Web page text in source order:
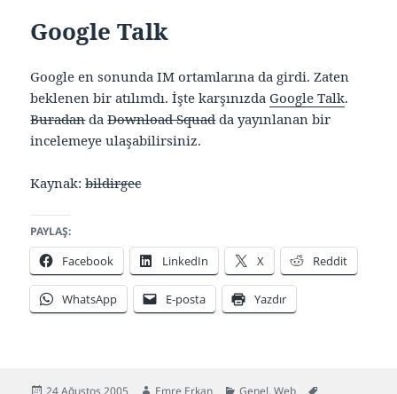
Google Talk
Google en sonunda IM ortamlarına da girdi. Zaten
beklenen bir atılımdı. İşte karşınızda Google Talk.
BuradandaDownload Squadda yayınlanan bir
incelemeye ulaşabilirsiniz.
Kaynak:bildirgec
PAYLAŞ:
Facebook LinkedIn X Reddit
WhatsApp E-posta Yazdır
Yayın
24 Ağustos 2005 Yazar
Emre Erkan Kategoriler
Genel,Web